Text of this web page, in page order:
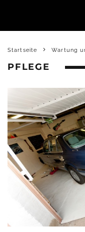
Startseite Wartung
PFLEGE